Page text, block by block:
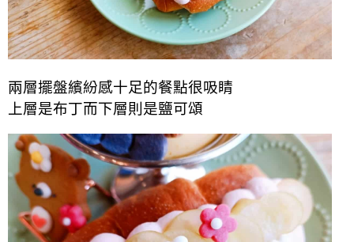
兩層擺盤繽紛感十足的餐點很吸睛
上層是布丁而下層則是鹽可頌